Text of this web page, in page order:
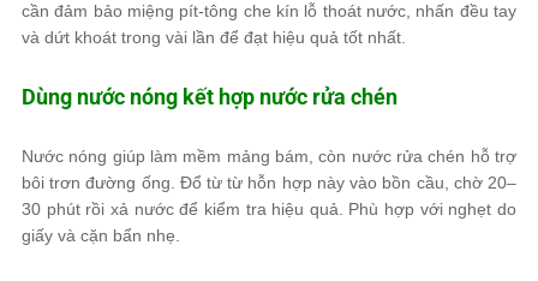
cần đảm bảo miệng pít-tông che kín lỗ thoát nước, nhấn đều tay
và dứt khoát trong vài lần để đạt hiệu quả tốt nhất.
Dùng nước nóng kết hợp nước rửa chén
Nước nóng giúp làm mềm mảng bám, còn nước rửa chén hỗ trợ
bôi trơn đường ống. Đổ từ từ hỗn hợp này vào bồn cầu, chờ 20–
30 phút rồi xả nước để kiểm tra hiệu quả. Phù hợp với nghẹt do
giấy và cặn bẩn nhẹ.